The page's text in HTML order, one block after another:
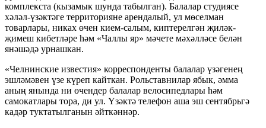
комплекста (кызамык шунда табылган). Балалар студиясе
хәләл-үзәктәге территорияне арендалый, ул мөселман
товарлары, никах өчен кием-салым, киптерелгән җиләк-
җимеш кибетләре һәм «Чаллы яр» мәчете мәхәлләсе белән
янәшәдә урнашкан.
«Челнинские известия» корреспонденты балалар үзәгенең
эшләмәвен үзе күреп кайткан. Рольставнилар ябык, әмма
аның янында ни өчендер балалар велосипедлары һәм
самокатлары тора, ди ул. Үзәктә телефон аша эш сентябрьгә
кадәр туктатылганын әйткәннәр.